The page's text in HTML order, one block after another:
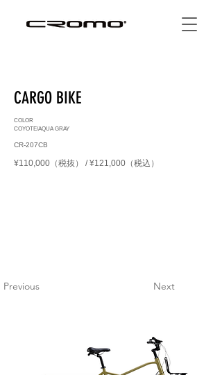
CARGO BIKE
COLOR
COYOTE/AQUA GRAY
CR-207CB
¥110,000（税抜） / ¥121,000（税込）
Previous Next